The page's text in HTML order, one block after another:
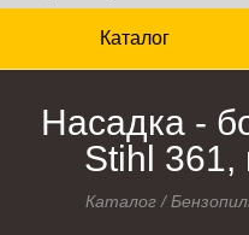
Каталог
Насадка -
Stihl 361,
Каталог/